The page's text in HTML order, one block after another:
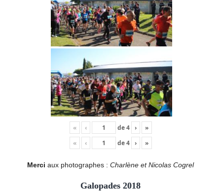
« ‹ de4 ›
»
«
‹ de4 › »
Merci aux photographes : Charlène et Nicolas Cogrel
Galopades 2018